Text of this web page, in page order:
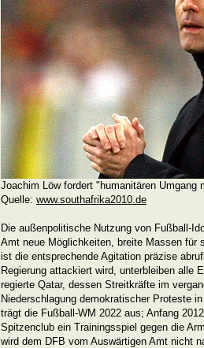
Joachim Löw fordert "humanitären Umgang
Quelle: www.southafrika2010.de
Die außenpolitische Nutzung von Fußball-
Amt neue Möglichkeiten, breite Massen für
ist die entsprechende Agitation präzise
Regierung attackiert wird, unterbleiben alle
regierte Qatar, dessen Streitkräfte im
Niederschlagung demokratischer Proteste
trägt die Fußball-WM 2022 aus; Anfang
Spitzenclub ein Trainingsspiel gegen die
wird dem DFB vom Auswärtigen Amt nicht